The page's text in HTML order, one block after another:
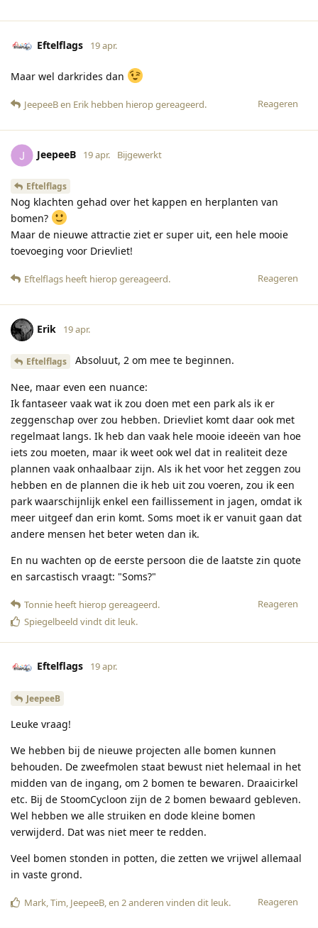
Eftelflags 19 apr.
Maar wel darkrides dan
Reageren
JeepeeBen Erik hebben hierop gereageerd.
JeepeeB 19 apr. Bijgewerkt
Eftelflags
Nog klachten gehad over het kappen en herplanten van
bomen?
Maar de nieuwe attractie ziet er super uit, een hele mooie
toevoeging voor Drievliet!
Reageren
Eftelflags heeft hierop gereageerd.
Erik 19 apr.
Eftelflags
Absoluut, 2 om mee te beginnen.
Nee, maar even een nuance:
Ik fantaseer vaak wat ik zou doen met een park als ik er
zeggenschap over zou hebben. Drievliet komt daar ook met
regelmaat langs. Ik heb dan vaak hele mooie ideeën van hoe
iets zou moeten, maar ik weet ook wel dat in realiteit deze
plannen vaak onhaalbaar zijn. Als ik het voor het zeggen zou
hebben en de plannen die ik heb uit zou voeren, zou ik een
park waarschijnlijk enkel een faillissement in jagen, omdat ik
meer uitgeef dan erin komt. Soms moet ik er vanuit gaan dat
andere mensen het beter weten dan ik.
En nu wachten op de eerste persoon die de laatste zin quote
en sarcastisch vraagt: "Soms?"
Reageren
Tonnie heeft hierop gereageerd.
Spiegelbeeld vindt dit leuk.
Eftelflags 19 apr.
JeepeeB
Leuke vraag!
We hebben bij de nieuwe projecten alle bomen kunnen
behouden. De zweefmolen staat bewust niet helemaal in het
midden van de ingang, om 2 bomen te bewaren. Draaicirkel
etc. Bij de StoomCycloon zijn de 2 bomen bewaard gebleven.
Wel hebben we alle struiken en dode kleine bomen
verwijderd. Dat was niet meer te redden.
Veel bomen stonden in potten, die zetten we vrijwel allemaal
in vaste grond.
Reageren
Mark,Tim, JeepeeB, en 2anderen vinden dit leuk.